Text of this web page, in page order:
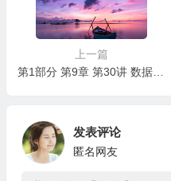
上一篇
第1部分 第9章 第30讲 数据的收集、分析及表示
发表评论
匿名网友